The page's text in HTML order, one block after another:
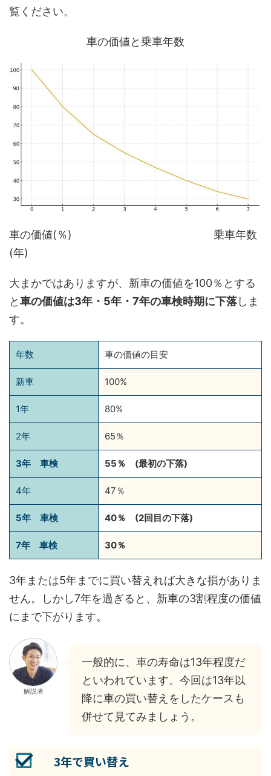
覧ください。
車の価値と乗車年数
車の価値(％) 乗車年数
(年)
大まかではありますが、新車の価値を100％とする
と車の価値は3年・5年・7年の車検時期に下落しま
す。
年数 車の価値の目安
新車 100%
1年 80%
2年 65％
3年 車検 55％ (最初の下落)
4年 47％
5年 車検 40％ (2回目の下落)
7年 車検 30％
3年または5年までに買い替えれば大きな損がありま
せん。しかし7年を過ぎると、新車の3割程度の価値
にまで下がります。
解説者
一般的に、車の寿命は13年程度だ
といわれています。今回は13年以
降に車の買い替えをしたケースも
併せて見てみましょう。
3年で買い替え